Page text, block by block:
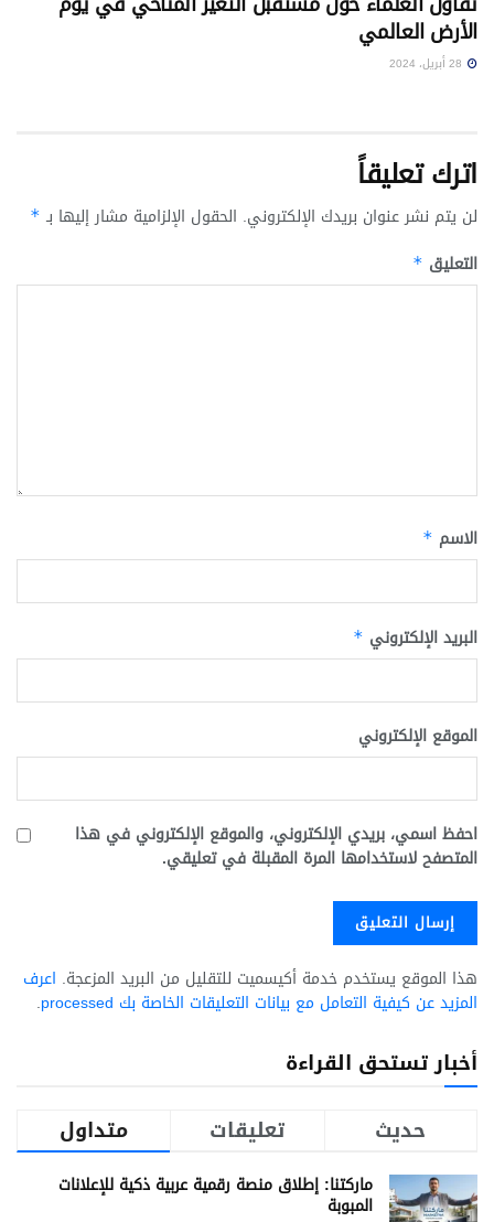
الأرض العالمي
اترك تعليقاً
لن يتم نشر عنوان بريدك الإلكتروني. الحقول الإلزامية مشار إليها بـ *
التعليق *
الاسم *
البريد الإلكتروني *
الموقع الإلكتروني
احفظ اسمي، بريدي الإلكتروني، والموقع الإلكتروني في هذا
المتصفح لاستخدامها المرة المقبلة في تعليقي.
هذا الموقع يستخدم خدمة أكيسميت للتقليل من البريد المزعجة. اعرف
المزيد عن كيفية التعامل مع بيانات التعليقات الخاصة بك processed
.
أخبار تستحق القراءة
متداول
تعليقات حديث
ماركتنا: إطلاق منصة رقمية عربية ذكية للإعلانات
المبوبة